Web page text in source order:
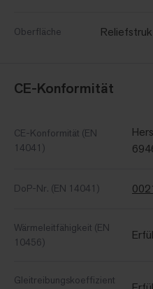
Oberfläche
CE-Konformität
CE-Konformität (EN
14041)
DoP-Nr. (EN 14041)
Wärmeleitfähigkeit (EN
10456)
Gleitreibungskoeffizient